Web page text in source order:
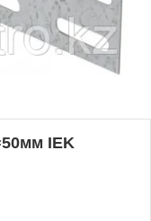
IEK